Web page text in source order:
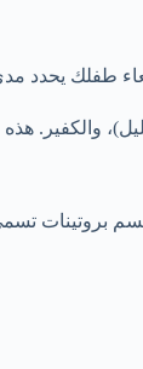
طفلك يحدد
والكفير.